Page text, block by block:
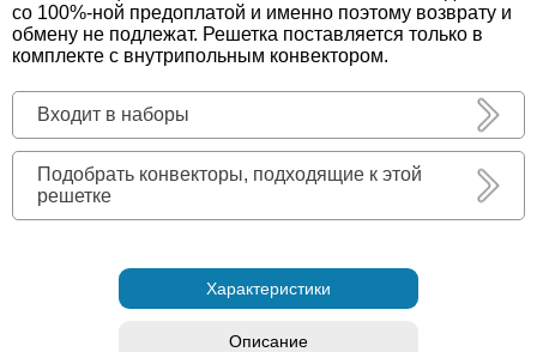
со 100%-ной предоплатой и именно поэтому возврату и
обмену не подлежат. Решетка поставляется только в
комплекте с внутрипольным конвектором.
Входит в наборы
Подобрать конвекторы, подходящие к этой
решетке
Характеристики
Описание